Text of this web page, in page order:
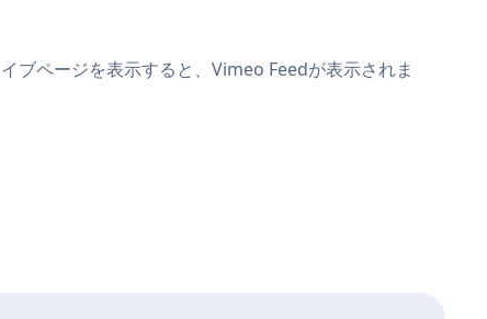
ブページを表示すると、Vimeo Feedが表示されま